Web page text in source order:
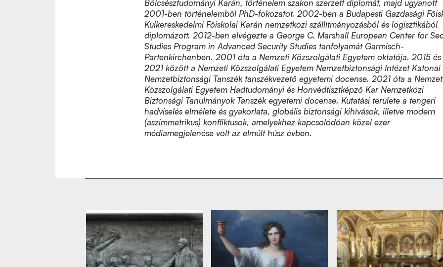
Bölcsésztudományi Karán, történelem szakon szerzett diplomát, majd ugyanott
2001-ben történelemből PhD-fokozatot. 2002-ben a Budapesti Gazdasági
Külkereskedelmi Főiskolai Karán nemzetközi szállítmányozásból és logisztikából
diplomázott. 2012-ben elvégezte a George C. Marshall European Center for
Studies Program in Advanced Security Studies tanfolyamát Garmisch-
Partenkirchenben. 2001 óta a Nemzeti Közszolgálati Egyetem oktatója. 2015 és
2021 között a Nemzeti Közszolgálati Egyetem Nemzetbiztonsági Intézet Katonai
Nemzetbiztonsági Tanszék tanszékvezető egyetemi docense. 2021 óta a
Közszolgálati Egyetem Hadtudományi és Honvédtisztképző Kar Nemzetközi
Biztonsági Tanulmányok Tanszék egyetemi docense. Kutatási területe a tengeri
hadviselés elmélete és gyakorlata, globális biztonsági kihívások, illetve modern
(aszimmetrikus) konfliktusok, amelyekhez kapcsolódóan közel ezer
médiamegjelenése volt az elmúlt húsz évben.